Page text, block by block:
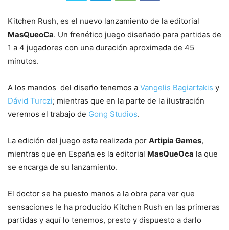
Kitchen Rush, es el nuevo lanzamiento de la editorial
MasQueoCa. Un frenético juego diseñado para partidas de
1 a 4 jugadores con una duración aproximada de 45
minutos.
A los mandos del diseño tenemos a Vangelis Bagiartakis y
Dávid Turczi; mientras que en la parte de la ilustración
veremos el trabajo de Gong Studios.
La edición del juego esta realizada por Artipia Games,
mientras que en España es la editorial MasQueOca la que
se encarga de su lanzamiento.
El doctor se ha puesto manos a la obra para ver que
sensaciones le ha producido Kitchen Rush en las primeras
partidas y aquí lo tenemos, presto y dispuesto a darlo